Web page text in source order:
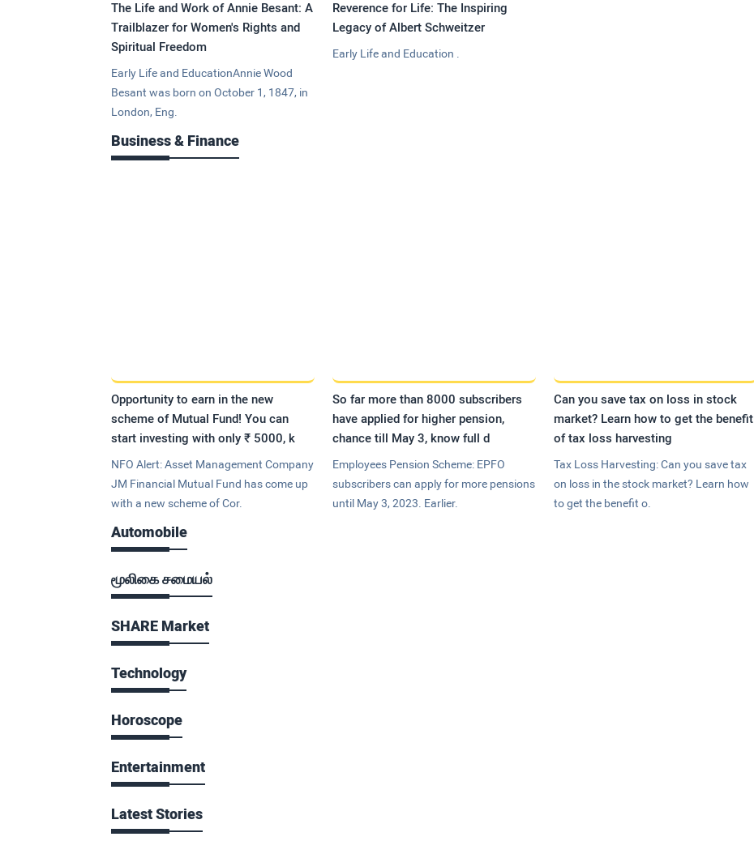
The Life and Work of Annie Besant: A
Trailblazer for Women's Rights and
Spiritual Freedom
Early Life and EducationAnnie Wood
Besant was born on October 1, 1847, in
London, Eng.
Reverence for Life: The Inspiring
Legacy of Albert Schweitzer
Early Life and Education .
Business & Finance
Opportunity to earn in the new
scheme of Mutual Fund! You can
start investing with only ₹ 5000, k
NFO Alert: Asset Management Company
JM Financial Mutual Fund has come up
with a new scheme of Cor.
So far more than 8000 subscribers
have applied for higher pension,
chance till May 3, know full d
Employees Pension Scheme: EPFO
subscribers can apply for more pensions
until May 3, 2023. Earlier.
Can you save tax on loss in stock
market? Learn how to get the benefit
of tax loss harvesting
Tax Loss Harvesting: Can you save tax
on loss in the stock market? Learn how
to get the benefit o.
Automobile
மூலிகை சமையல்
SHARE Market
Technology
Horoscope
Entertainment
Latest Stories